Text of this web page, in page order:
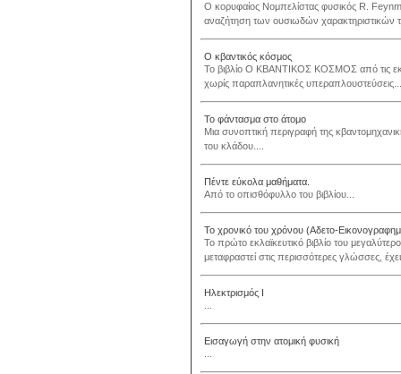
Ο κορυφαίος Nομπελίστας φυσικός R.
αναζήτηση των ουσιωδών χαρακτηριστικών
Ο κβαντικός κόσμος
Το βιβλίο Ο ΚΒΑΝΤΙΚΟΣ ΚΟΣΜΟΣ από τις
χωρίς παραπλανητικές
Το φάντασμα στο άτομο
Μια συνοπτική περιγραφή της
του κλάδου....
Πέντε εύκολα μαθήματα.
Από το οπισθόφυλλο του βιβλίου...
Το χρονικό του χρόνου (Αδετο-
Το πρώτο εκλαϊκευτικό βιβλίο του
μεταφραστεί στις περισσότερες γλώσσες,
Ηλεκτρισμός Ι
Εισαγωγή στην ατομική φυσική